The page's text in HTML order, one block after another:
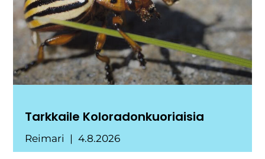
Tarkkaile Koloradonkuoriaisia
Reimari 4.8.2026